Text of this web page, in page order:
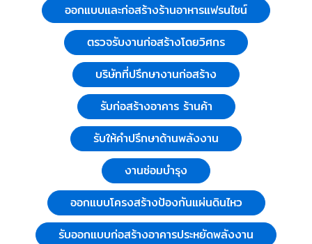
ออกแบบและก่อสร้างร้านอาหารแฟรนไชน์
ตรวจรับงานก่อสร้างโดยวิศกร
บริษัทที่ปรึกษางานก่อสร้าง
รับก่อสร้างอาคาร ร้านค้า
รับให้คำปรึกษาด้านพลังงาน
งานซ่อมบำรุง
ออกแบบโครงสร้างป้องกันแผ่นดินไหว
รับออกแบบก่อสร้างอาคารประหยัดพลังงาน